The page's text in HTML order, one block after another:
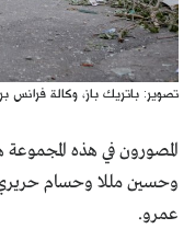
تصوير: باتريك باز، وكالة فرانس
المصورون في هذه
وحسين مللا وحسام حريري
عمرو.